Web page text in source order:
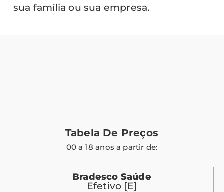
sua família ou sua empresa.
Tabela De Preços
00 a 18 anos a partir de:
Bradesco Saúde
Efetivo [E]